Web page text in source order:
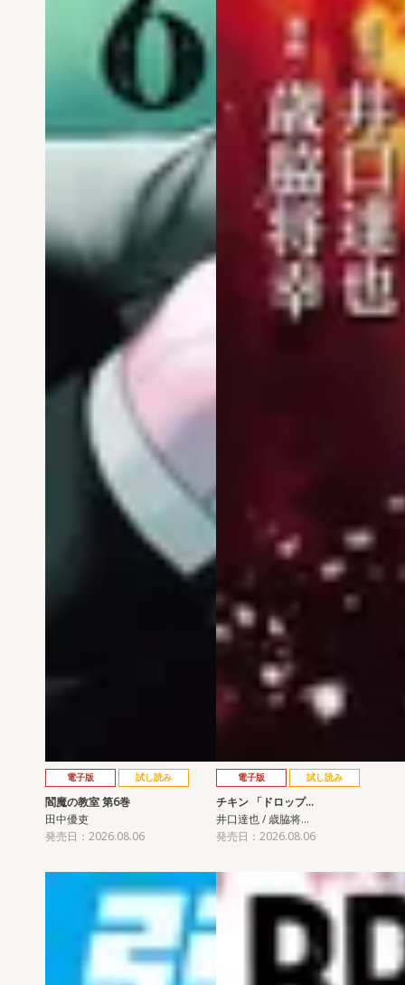
電子版 試し読み
閻魔の教室 第6巻
田中優吏
発売日：2026.08.06
電子版 試し読み
チキン 「ドロップ…
井口達也 / 歳脇将…
発売日：2026.08.06